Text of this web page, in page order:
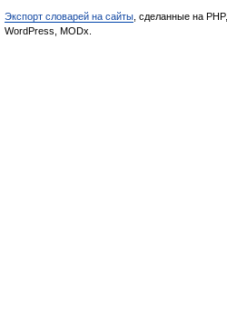
Экспорт словарей на сайты , сделанные на PHP,
WordPress, MODx.